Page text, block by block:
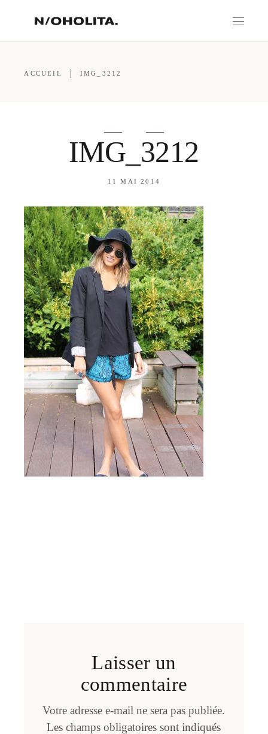
ACCUEIL IMG_3212
IMG_3212
11 MAI 2014
Laisser un
commentaire
Votre adresse e-mail ne sera pas publiée.
Les champs obligatoires sont indiqués